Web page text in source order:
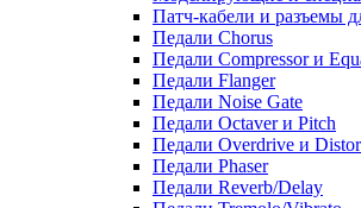
Патч-кабели и разъемы
Педали Chorus
Педали Compressor и
Педали Flanger
Педали Noise Gate
Педали Octaver и Pitch
Педали Overdrive и
Педали Phaser
Педали Reverb/Delay